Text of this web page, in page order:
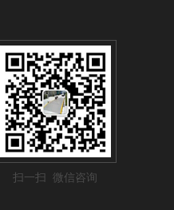
扫一扫 微信咨询